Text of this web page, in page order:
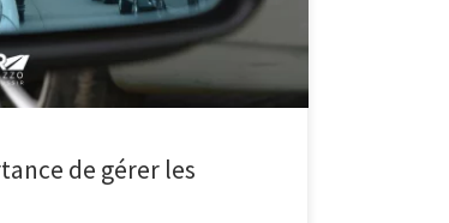
de gérer les